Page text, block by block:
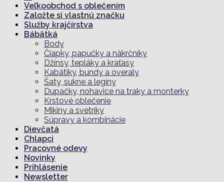
Veľkoobchod s oblečením
Založte si vlastnú značku
Služby krajčírstva
Bábätká
Body
Čiapky, papučky a nákrčníky
Džínsy, tepláky a kraťasy
Kabátiky, bundy a overaly
Šaty, sukne a legíny
Dupačky, nohavice na traky a monterky
Krstové oblečenie
Mikiny a svetríky
Súpravy a kombinácie
Dievčatá
Chlapci
Pracovné odevy
Novinky
Prihlásenie
Newsletter